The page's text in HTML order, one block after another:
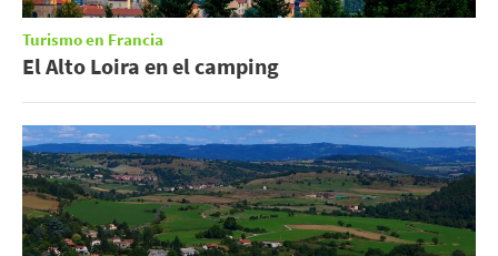
Turismo en Francia
El Alto Loira en el camping